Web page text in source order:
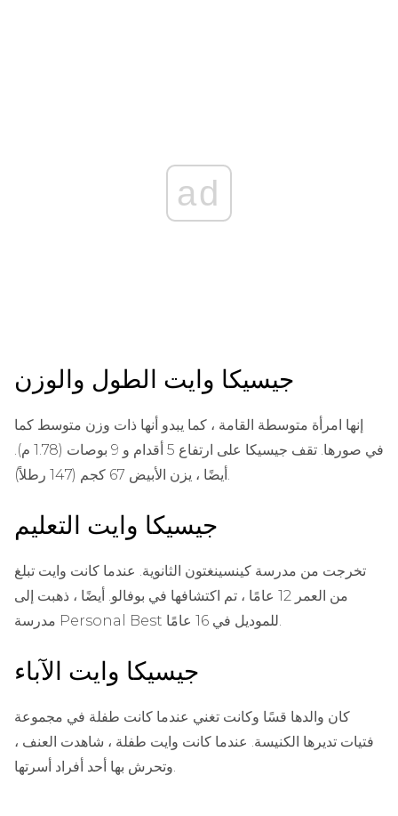
ad
جيسيكا وايت الطول والوزن
إنها امرأة متوسطة القامة ، كما يبدو أنها ذات وزن متوسط ​​كما
في صورها. تقف جيسيكا على ارتفاع 5 أقدام و 9 بوصات (1.78 م).
جيسيكا وايت التعليم
تخرجت من مدرسة كينسينغتون الثانوية. عندما كانت وايت تبلغ
من العمر 12 عامًا ، تم اكتشافها في بوفالو. أيضًا ، ذهبت إلى
جيسيكا وايت الآباء
كان والدها قسًا وكانت تغني عندما كانت طفلة في مجموعة
فتيات تديرها الكنيسة. عندما كانت وايت طفلة ، شاهدت العنف ،